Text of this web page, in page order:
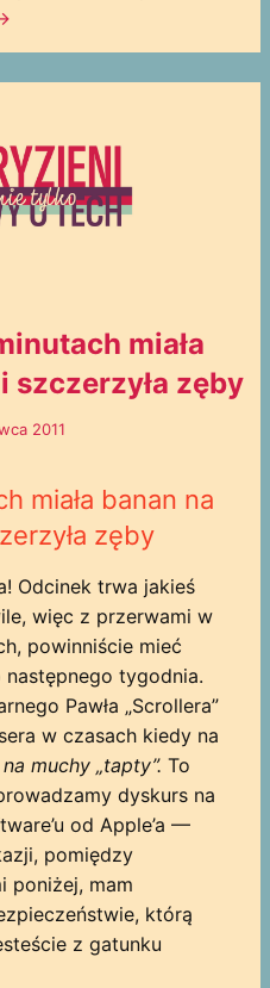
miała
szczerzyła zęby
2011
miała banan na
zęby
Odcinek trwa jakieś
więc z przerwami w
powinniście mieć
następnego tygodnia.
Pawła „Scrollera”
w czasach kiedy na
muchy „tapty”. To
dyskurs na
od Apple’a —
pomiędzy
poniżej, mam
którą
z gatunku